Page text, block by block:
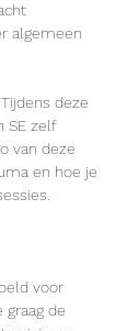
algemeen
Tijdens deze
SE zelf
van deze
en hoe je
voor
graag de